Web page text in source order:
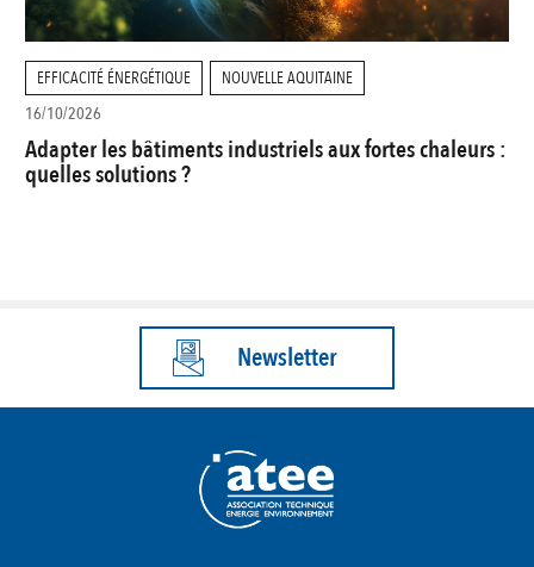
EFFICACITÉ ÉNERGÉTIQUE
NOUVELLE AQUITAINE
16/10/2026
Adapter les bâtiments industriels aux fortes chaleurs :
quelles solutions ?
Newsletter